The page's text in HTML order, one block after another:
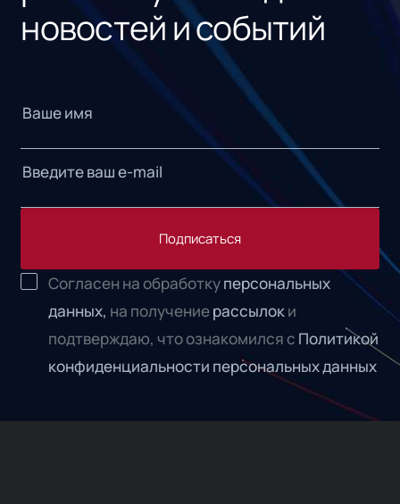
новостей и событий
Подписаться
Согласен на обработкуперсональных
данных, на получениерассылоки
подтверждаю, что ознакомился с Политикой
конфиденциальности персональных данных